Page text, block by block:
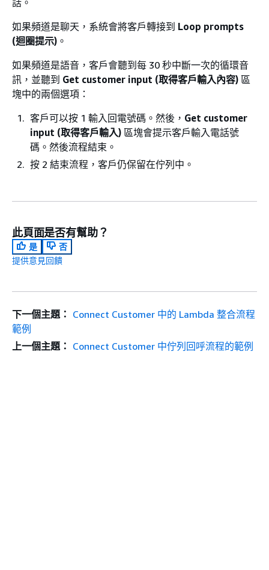
話。
如果頻道是聊天，系統會將客戶轉接到 Loop prompts
(迴圈提示) 。
如果頻道是語音，客戶會聽到每 30 秒中斷一次的循環音
訊，並聽到 Get customer input (取得客戶輸入內容) 區
塊中的兩個選項：
客戶可以按 1 輸入回電號碼。然後， Get customer
input (取得客戶輸入) 區塊會提示客戶輸入電話號
碼。然後流程結束。
按 2 結束流程，客戶仍保留在佇列中。
此頁面是否有幫助？
是
否
提供意見回饋
下一個主題： Connect Customer 中的 Lambda 整合流程
範例
上一個主題： Connect Customer 中佇列回呼流程的範例